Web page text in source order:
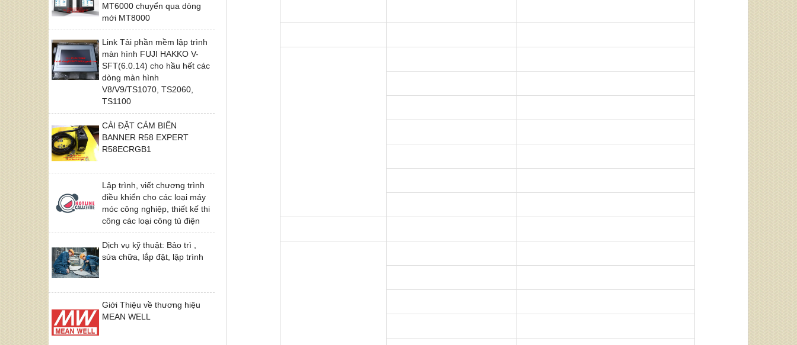
MT6000 chuyển qua dòng
mới MT8000
Link Tải phần mềm lập trình
màn hình FUJI HAKKO V-
SFT(6.0.14) cho hầu hết các
dòng màn hình
V8/V9/TS1070, TS2060,
TS1100
CÀI ĐẶT CẢM BIẾN
BANNER R58 EXPERT
R58ECRGB1
Lập trình, viết chương trình
điều khiển cho các loại máy
móc công nghiệp, thiết kế thi
công các loại công tủ điện
Dịch vụ kỹ thuật: Bảo trì ,
sửa chữa, lắp đặt, lập trình
Giới Thiệu về thương hiệu
MEAN WELL